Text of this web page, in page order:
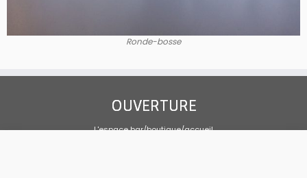
Ronde-bosse
OUVERTURE
L'espace bar/boutique/accueil